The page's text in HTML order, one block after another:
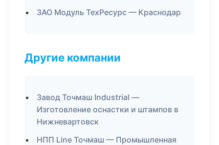
ЗАО Модуль ТехРесурс — Краснодар
Другие компании
Завод Точмаш Industrial —
Изготовление оснастки и штампов в
Нижневартовск
НПП Line Точмаш — Промышленная